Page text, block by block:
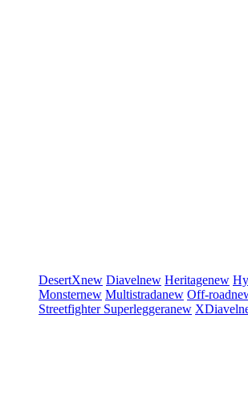
DesertXnew Diavelnew Heritagenew
Monsternew Multistradanew Off-road
Streetfighter Superleggeranew XDiavel